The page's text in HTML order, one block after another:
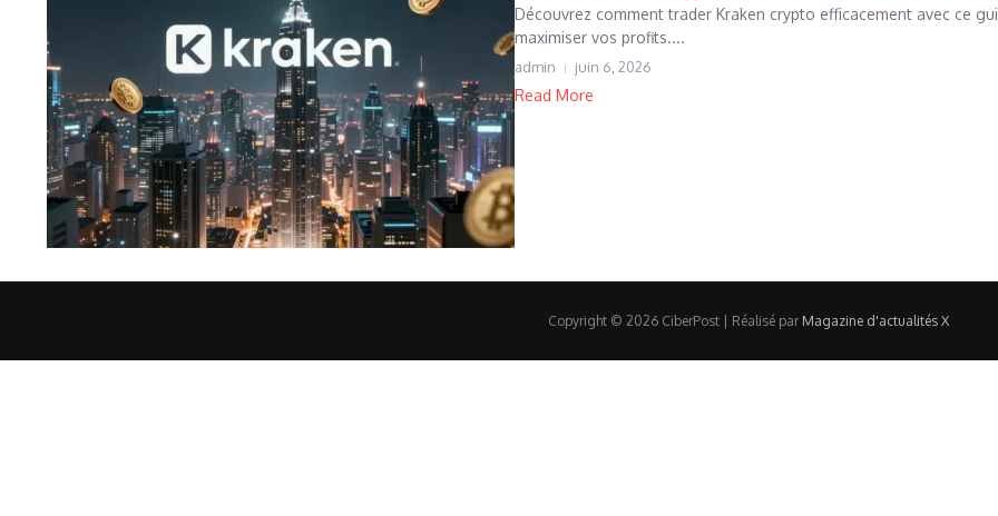
Découvrez comment trader Kraken crypto efficacement avec ce
maximiser vos profits....
admin juin 6, 2026
Read More
Copyright © 2026 CiberPost | Réalisé par Magazine d'actualités X